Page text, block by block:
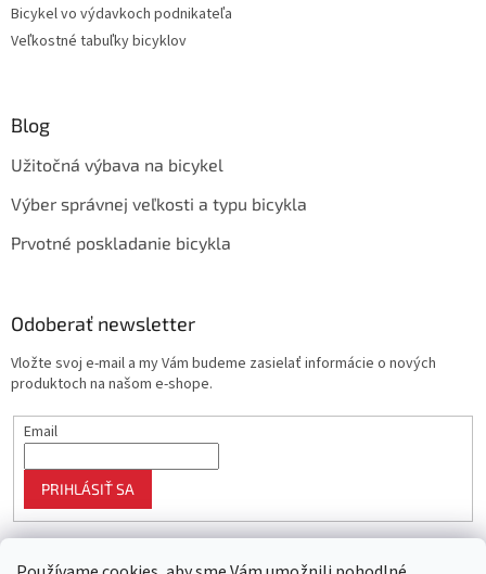
Bicykel vo výdavkoch podnikateľa
Veľkostné tabuľky bicyklov
Blog
Užitočná výbava na bicykel
Výber správnej veľkosti a typu bicykla
Prvotné poskladanie bicykla
Odoberať newsletter
Vložte svoj e-mail a my Vám budeme zasielať informácie o nových
produktoch na našom e-shope.
Email
PRIHLÁSIŤ SA